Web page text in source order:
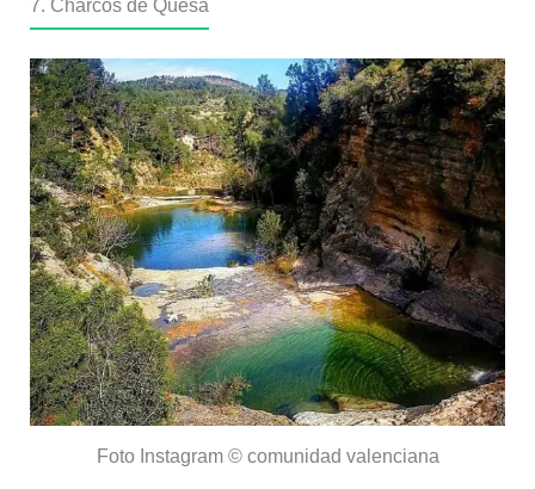
7. Charcos de Quesa
Foto Instagram © comunidad valenciana